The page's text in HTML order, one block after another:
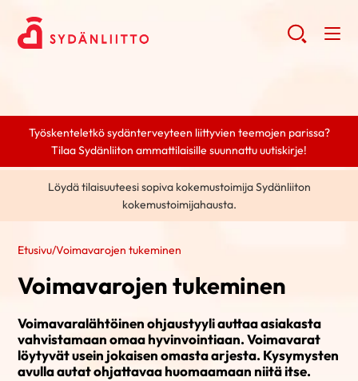
Työskenteletkö sydänterveyteen liittyvien teemojen parissa?
Tilaa Sydänliiton ammattilaisille suunnattu uutiskirje!
Löydä tilaisuuteesi sopiva kokemustoimija Sydänliiton
kokemustoimijahausta.
Etusivu/Voimavarojen tukeminen
Voimavarojen tukeminen
Voimavaralähtöinen ohjaustyyli auttaa asiakasta
vahvistamaan omaa hyvinvointiaan. Voimavarat
löytyvät usein jokaisen omasta arjesta. Kysymysten
avulla autat ohjattavaa huomaamaan niitä itse.